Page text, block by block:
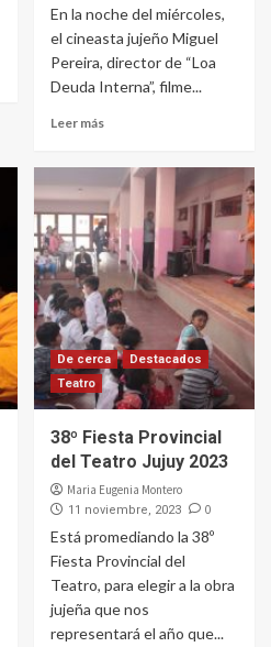
En la noche del miércoles,
el cineasta jujeño Miguel
Pereira, director de “Loa
Deuda Interna”, filme...
Leer más
De cerca
Destacados
Teatro
38º Fiesta Provincial
del Teatro Jujuy 2023
Maria Eugenia Montero
11 noviembre, 2023 0
Está promediando la 38º
Fiesta Provincial del
Teatro, para elegir a la obra
jujeña que nos
representará el año que...